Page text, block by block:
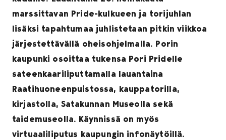
marssittavan Pride-kulkueen ja torijuhlan
lisäksi tapahtumaa juhlistetaan pitkin viikkoa
järjestettävällä oheisohjelmalla. Porin
kaupunki osoittaa tukensa Pori Pridelle
sateenkaariliputtamalla lauantaina
Raatihuoneenpuistossa, kauppatorilla,
kirjastolla, Satakunnan Museolla sekä
taidemuseolla. Käynnissä on myös
virtuaaliliputus kaupungin infonäytöillä.